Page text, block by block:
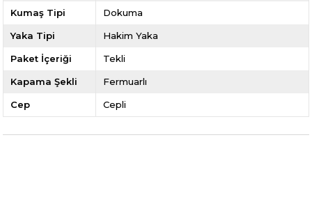
Kumaş Tipi Dokuma
Yaka Tipi Hakim Yaka
Paket İçeriği Tekli
Kapama Şekli Fermuarlı
Cep Cepli